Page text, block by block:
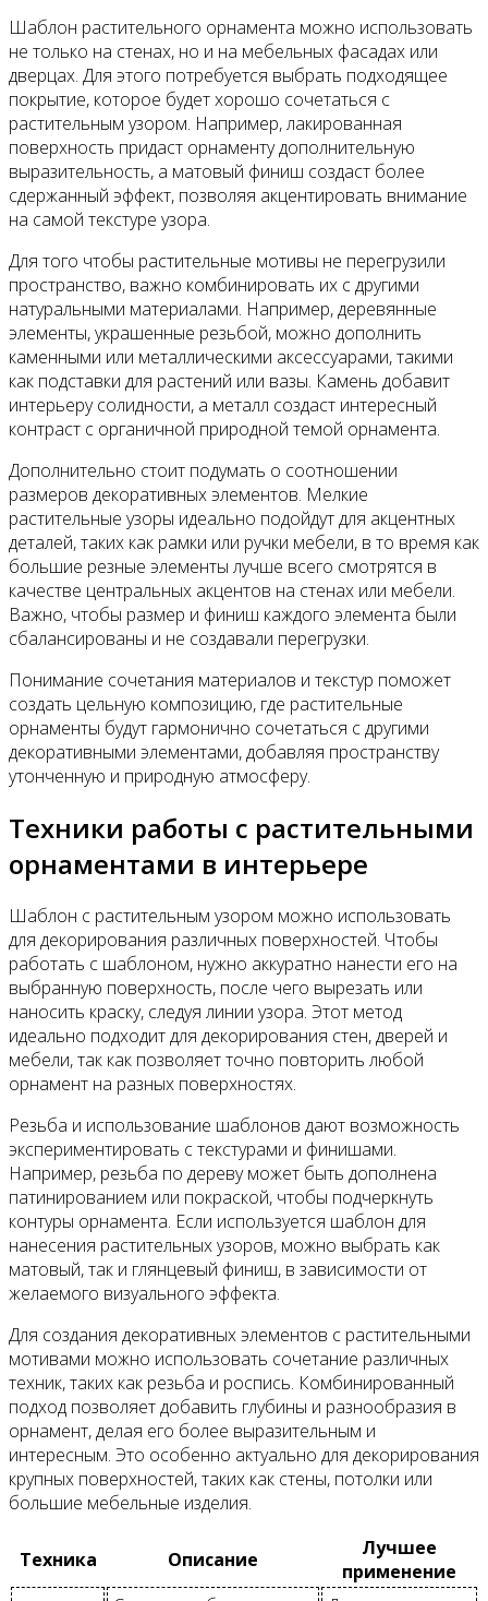
Шаблон растительного орнамента можно использовать
не только на стенах, но и на мебельных фасадах или
дверцах. Для этого потребуется выбрать подходящее
покрытие, которое будет хорошо сочетаться с
растительным узором. Например, лакированная
поверхность придаст орнаменту дополнительную
выразительность, а матовый финиш создаст более
сдержанный эффект, позволяя акцентировать внимание
на самой текстуре узора.
Для того чтобы растительные мотивы не перегрузили
пространство, важно комбинировать их с другими
натуральными материалами. Например, деревянные
элементы, украшенные резьбой, можно дополнить
каменными или металлическими аксессуарами, такими
как подставки для растений или вазы. Камень добавит
интерьеру солидности, а металл создаст интересный
контраст с органичной природной темой орнамента.
Дополнительно стоит подумать о соотношении
размеров декоративных элементов. Мелкие
растительные узоры идеально подойдут для акцентных
деталей, таких как рамки или ручки мебели, в то время как
большие резные элементы лучше всего смотрятся в
качестве центральных акцентов на стенах или мебели.
Важно, чтобы размер и финиш каждого элемента были
сбалансированы и не создавали перегрузки.
Понимание сочетания материалов и текстур поможет
создать цельную композицию, где растительные
орнаменты будут гармонично сочетаться с другими
декоративными элементами, добавляя пространству
утонченную и природную атмосферу.
Техники работы с растительными
орнаментами в интерьере
Шаблон с растительным узором можно использовать
для декорирования различных поверхностей. Чтобы
работать с шаблоном, нужно аккуратно нанести его на
выбранную поверхность, после чего вырезать или
наносить краску, следуя линии узора. Этот метод
идеально подходит для декорирования стен, дверей и
мебели, так как позволяет точно повторить любой
орнамент на разных поверхностях.
Резьба и использование шаблонов дают возможность
экспериментировать с текстурами и финишами.
Например, резьба по дереву может быть дополнена
патинированием или покраской, чтобы подчеркнуть
контуры орнамента. Если используется шаблон для
нанесения растительных узоров, можно выбрать как
матовый, так и глянцевый финиш, в зависимости от
желаемого визуального эффекта.
Для создания декоративных элементов с растительными
мотивами можно использовать сочетание различных
техник, таких как резьба и роспись. Комбинированный
подход позволяет добавить глубины и разнообразия в
орнамент, делая его более выразительным и
интересным. Это особенно актуально для декорирования
крупных поверхностей, таких как стены, потолки или
большие мебельные изделия.
Техника Описание
Лучшее
применение